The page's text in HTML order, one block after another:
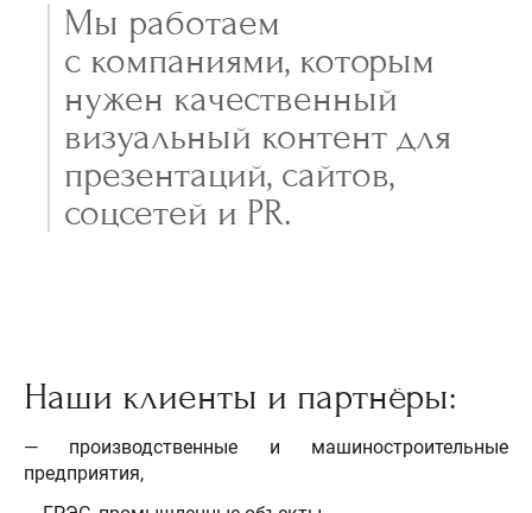
Мы работаем
с компаниями, которым
нужен качественный
визуальный контент для
презентаций, сайтов,
соцсетей и PR.
Наши клиенты и партнёры:
— производственные и машиностроительные
предприятия,